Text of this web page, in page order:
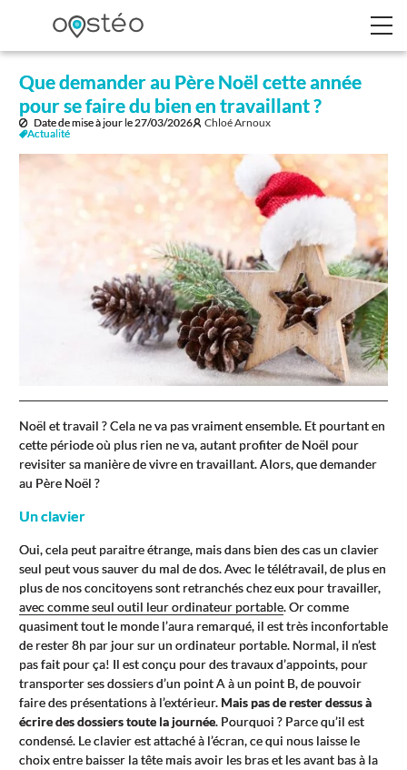
Que demander au Père Noël cette année
pour se faire du bien en travaillant ?
Date de mise à jour le27/03/2026
Chloé Arnoux
Actualité
Noël et travail ? Cela ne va pas vraiment ensemble. Et pourtant en
cette période où plus rien ne va, autant profiter de Noël pour
revisiter sa manière de vivre en travaillant. Alors, que demander
au Père Noël ?
Un clavier
Oui, cela peut paraitre étrange, mais dans bien des cas un clavier
seul peut vous sauver du mal de dos. Avec le télétravail, de plus en
plus de nos concitoyens sont retranchés chez eux pour travailler,
avec comme seul outil leur ordinateur portable. Or comme
quasiment tout le monde l’aura remarqué, il est très inconfortable
de rester 8h par jour sur un ordinateur portable. Normal, il n’est
pas fait pour ça! Il est conçu pour des travaux d’appoints, pour
transporter ses dossiers d’un point A à un point B, de pouvoir
faire des présentations à l’extérieur. Mais pas de rester dessus à
écrire des dossiers toute la journée. Pourquoi ? Parce qu’il est
condensé. Le clavier est attaché à l’écran, ce qui nous laisse le
choix entre baisser la tête mais avoir les bras et les avant bas à la